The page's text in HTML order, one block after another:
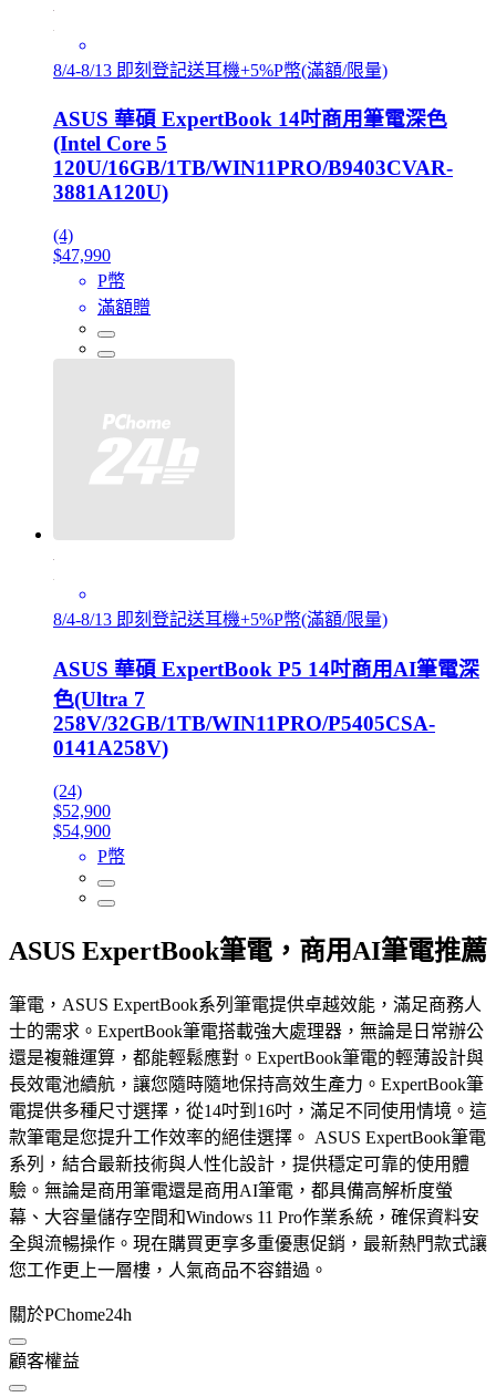
8/4-8/13 即刻登記送耳機+5%P幣(滿額/限量)
ASUS 華碩 ExpertBook 14吋商用筆電深色
(Intel Core 5
120U/16GB/1TB/WIN11PRO/B9403CVAR-
3881A120U)
(4)
$47,990
P幣
滿額贈
8/4-8/13 即刻登記送耳機+5%P幣(滿額/限量)
ASUS 華碩 ExpertBook P5 14吋商用AI筆電深
色(Ultra 7
258V/32GB/1TB/WIN11PRO/P5405CSA-
0141A258V)
(24)
$52,900
$54,900
P幣
ASUS ExpertBook筆電，商用AI筆電推薦
筆電，ASUS ExpertBook系列筆電提供卓越效能，滿足商務人
士的需求。ExpertBook筆電搭載強大處理器，無論是日常辦公
還是複雜運算，都能輕鬆應對。ExpertBook筆電的輕薄設計與
長效電池續航，讓您隨時隨地保持高效生產力。ExpertBook筆
電提供多種尺寸選擇，從14吋到16吋，滿足不同使用情境。這
款筆電是您提升工作效率的絕佳選擇。 ASUS ExpertBook筆電
系列，結合最新技術與人性化設計，提供穩定可靠的使用體
驗。無論是商用筆電還是商用AI筆電，都具備高解析度螢
幕、大容量儲存空間和Windows 11 Pro作業系統，確保資料安
全與流暢操作。現在購買更享多重優惠促銷，最新熱門款式讓
您工作更上一層樓，人氣商品不容錯過。
關於PChome24h
顧客權益